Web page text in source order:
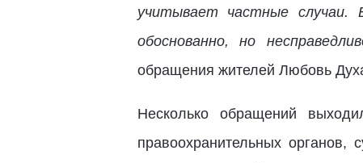
учитывает частные
обоснованно, но
обращения жителей Любовь
Несколько обращений
правоохранительных органов,